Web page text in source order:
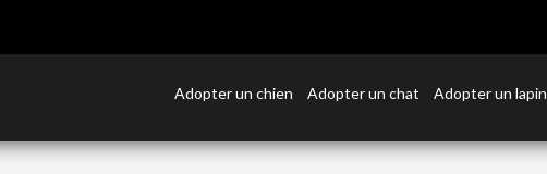
Adopter un chien Adopter un chat Adopter un lapin